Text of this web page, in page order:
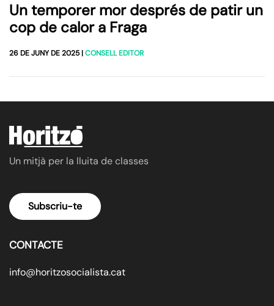
Un temporer mor després de patir un
cop de calor a Fraga
26 DE JUNY DE 2025 |CONSELL EDITOR
Un mitjà per la lluita de classes
Subscriu-te
CONTACTE
info@horitzosocialista.cat